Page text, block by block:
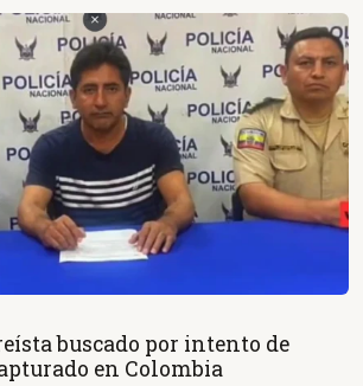
buscado por intento de
en Colombia